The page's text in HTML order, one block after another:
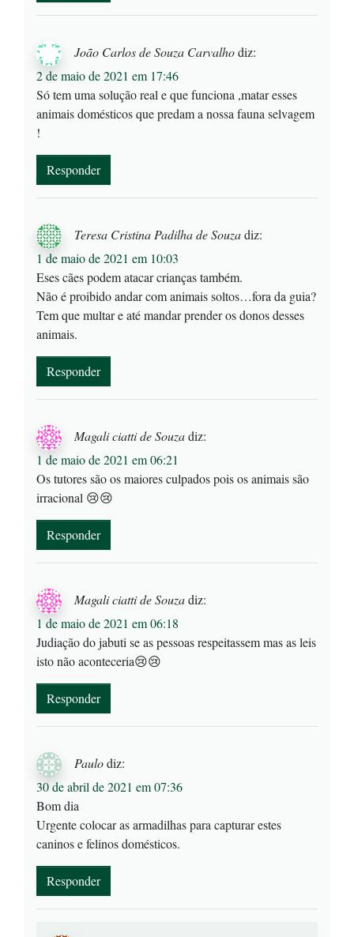
João Carlos de Souza Carvalhodiz:
2 de maio de 2021 em 17:46
Só tem uma solução real e que funciona ,matar esses
animais domésticos que predam a nossa fauna selvagem
!
Responder
Teresa Cristina Padilha de Souzadiz:
1 de maio de 2021 em 10:03
Eses cães podem atacar crianças também.
Não é proibido andar com animais soltos…fora da guia?
Tem que multar e até mandar prender os donos desses
animais.
Responder
Magali ciatti de Souzadiz:
1 de maio de 2021 em 06:21
Os tutores são os maiores culpados pois os animais são
irracional 😢😢
Responder
Magali ciatti de Souzadiz:
1 de maio de 2021 em 06:18
Judiação do jabuti se as pessoas respeitassem mas as leis
isto não aconteceria😢😢
Responder
Paulodiz:
30 de abril de 2021 em 07:36
Bom dia
Urgente colocar as armadilhas para capturar estes
caninos e felinos domésticos.
Responder